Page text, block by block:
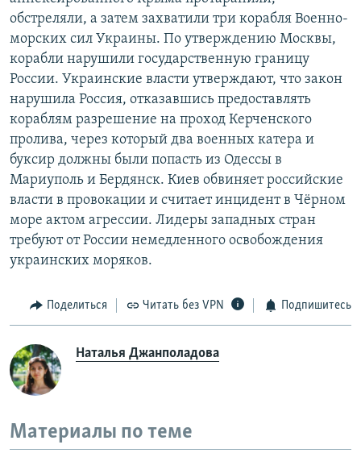
обстреляли, а затем захватили три корабля Военно-
морских сил Украины. По утверждению Москвы,
корабли нарушили государственную границу
России. Украинские власти утверждают, что закон
нарушила Россия, отказавшись предоставлять
кораблям разрешение на проход Керченского
пролива, через который два военных катера и
буксир должны были попасть из Одессы в
Мариуполь и Бердянск. Киев обвиняет российские
власти в провокации и считает инцидент в Чёрном
море актом агрессии. Лидеры западных стран
требуют от России немедленного освобождения
украинских моряков.
Поделиться Читать без VPN Подпишитесь
Наталья Джанполадова
Материалы по теме